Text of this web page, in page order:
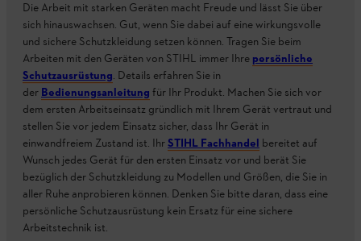
Die Arbeit mit starken Geräten macht Freude und lässt Sie über
sich hinauswachsen. Gut, wenn Sie dabei auf eine wirkungsvolle
und sichere Schutzkleidung setzen können. Tragen Sie beim
Arbeiten mit den Geräten von STIHL immer Ihre persönliche
Schutzausrüstung. Details erfahren Sie in
derBedienungsanleitung für Ihr Produkt. Machen Sie sich vor
dem ersten Arbeitseinsatz gründlich mit Ihrem Gerät vertraut und
stellen Sie vor jedem Einsatz sicher, dass Ihr Gerät in
einwandfreiem Zustand ist. IhrSTIHL Fachhandel bereitet auf
Wunsch jedes Gerät für den ersten Einsatz vor und berät Sie
bezüglich der Schutzkleidung zu Modellen und Größen, die Sie in
aller Ruhe anprobieren können. Denken Sie bitte daran, dass eine
persönliche Schutzausrüstung kein Ersatz für eine sichere
Arbeitstechnik ist.